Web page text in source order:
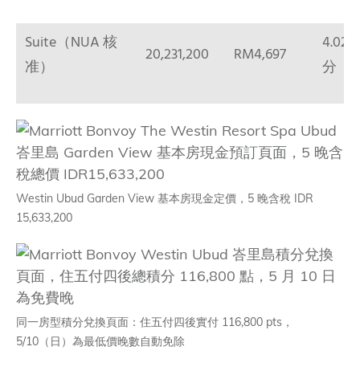
Suite（NUA 核
准）
20,231,200 RM4,697
4.02
分
Westin Ubud Garden View 基本房現金定價，5 晚含稅 IDR
15,633,200
同一房型積分兌換頁面：住五付四後實付 116,800 pts，
5/10（日）為最低價晚數自動免除